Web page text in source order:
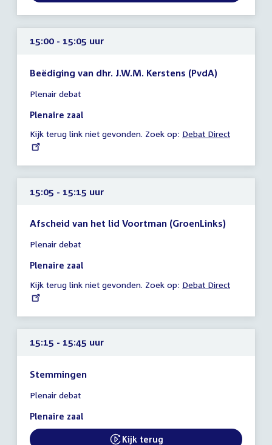
uur
15:00 - 15:05 uur
Beëdiging van dhr. J.W.M. Kerstens (PvdA)
vergadering
15:00
15:05
uur
Plenair debat
Plenaire zaal
Kijk terug link niet gevonden. Zoek op: External
Debat Direct
15:05 - 15:15 uur
Afscheid van het lid Voortman (GroenLinks)
vergadering
15:05
15:15
uur
Plenair debat
Plenaire zaal
Kijk terug link niet gevonden. Zoek op: External
Debat Direct
15:15 - 15:45 uur
Stemmingen
vergadering
15:15
15:45
Plenair debat
Plenaire zaal
Kijk terug